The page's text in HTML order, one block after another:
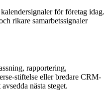
för företag idag.
rikare samarbetssignaler
rapportering,
stiftelse eller bredare CRM-
nästa steget.